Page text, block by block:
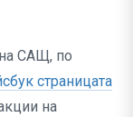
САЩ, по
страницата
на